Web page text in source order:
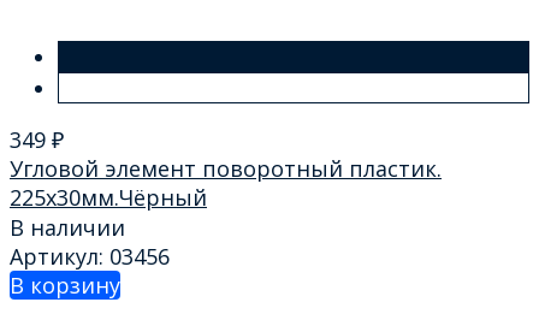
349 ₽
Угловой элемент поворотный пластик.
225х30мм.Чёрный
В наличии
Артикул: 03456
В корзину